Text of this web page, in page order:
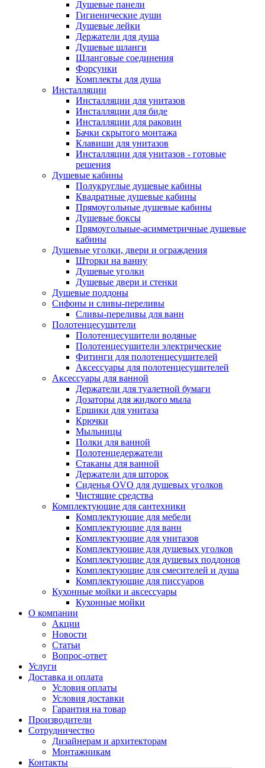
Душевые панели
Гигиенические души
Душевые лейки
Держатели для душа
Душевые шланги
Шланговые соединения
Форсунки
Комплекты для душа
Инсталляции
Инсталляции для унитазов
Инсталляции для биде
Инсталляции для раковин
Бачки скрытого монтажа
Клавиши для унитазов
Инсталляции для унитазов - готовые
решения
Душевые кабины
Полукруглые душевые кабины
Квадратные душевые кабины
Прямоугольные душевые кабины
Душевые боксы
Прямоугольные-асимметричные душевые
кабины
Душевые уголки, двери и ограждения
Шторки на ванну
Душевые уголки
Душевые двери и стенки
Душевые поддоны
Сифоны и сливы-переливы
Сливы-переливы для ванн
Полотенцесушители
Полотенцесушители водяные
Полотенцесушители электрические
Фитинги для полотенцесушителей
Аксессуары для полотенцесушителей
Аксессуары для ванной
Держатели для туалетной бумаги
Дозаторы для жидкого мыла
Ершики для унитаза
Крючки
Мыльницы
Полки для ванной
Полотенцедержатели
Стаканы для ванной
Держатели для шторок
Сиденья OVO для душевых уголков
Чистящие средства
Комплектующие для сантехники
Комплектующие для мебели
Комплектующие для ванн
Комплектующие для унитазов
Комплектующие для душевых уголков
Комплектующие для душевых поддонов
Комплектующие для смесителей и душа
Комплектующие для писсуаров
Кухонные мойки и аксессуары
Кухонные мойки
О компании
Акции
Новости
Статьи
Вопрос-ответ
Услуги
Доставка и оплата
Условия оплаты
Условия доставки
Гарантия на товар
Производители
Сотрудничество
Дизайнерам и архитекторам
Монтажникам
Контакты